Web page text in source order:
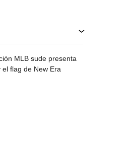
MLB sude presenta
flag de New Era